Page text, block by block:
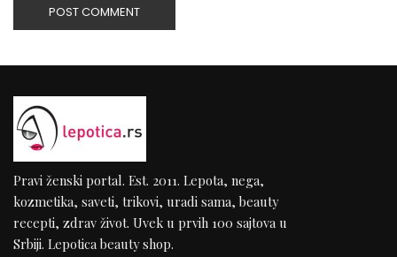
Pravi ženski portal. Est. 2011. Lepota, nega,
kozmetika, saveti, trikovi, uradi sama, beauty
recepti, zdrav život. Uvek u prvih 100 sajtova u
Srbiji. Lepotica beauty shop.